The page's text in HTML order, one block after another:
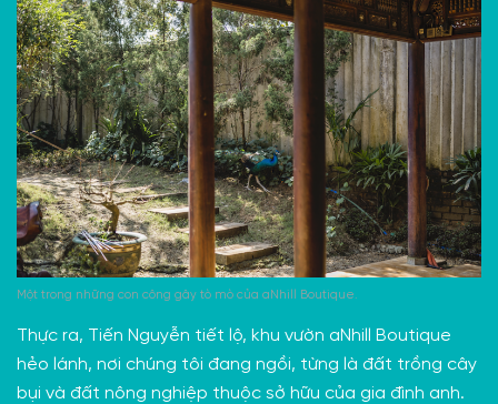
Một trong những con công gây tò mò của aNhill Boutique.
Thực ra, Tiến Nguyễn tiết lộ, khu vườn aNhill Boutique
hẻo lánh, nơi chúng tôi đang ngồi, từng là đất trồng cây
bụi và đất nông nghiệp thuộc sở hữu của gia đình anh.